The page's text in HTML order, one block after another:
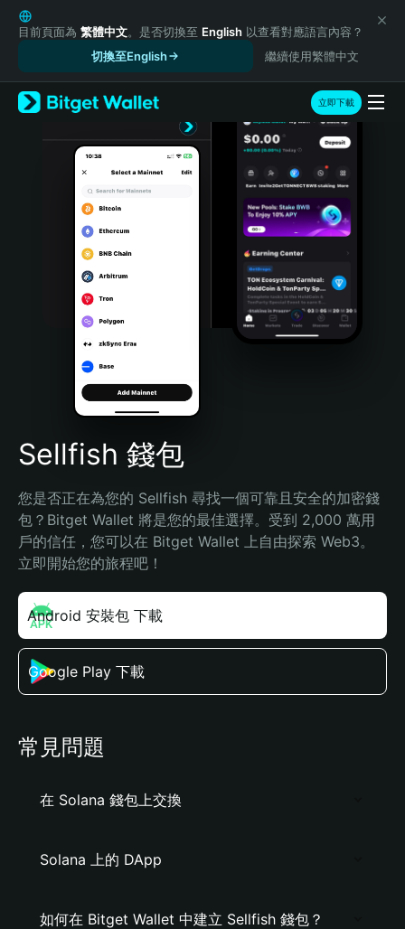
English
日本語
Русский
Español (Latinoamérica)
Türkçe
Português (Portugal)
Bahasa Indonesia
Português (Brasil)
Español (Argentina)
目前頁面為 繁體中文。是否切換至 English 以查看對應語言內容？
切換至English
繼續使用繁體中文
立即下載
Sellfish 錢包
您是否正在為您的 Sellfish 尋找一個可靠且安全的加密錢
包？Bitget Wallet 將是您的最佳選擇。受到 2,000 萬用
戶的信任，您可以在 Bitget Wallet 上自由探索 Web3。
立即開始您的旅程吧！
Android 安裝包 下載
Google Play 下載
常見問題
在 Solana 錢包上交換
Solana 上的 DApp
如何在 Bitget Wallet 中建立 Sellfish 錢包？